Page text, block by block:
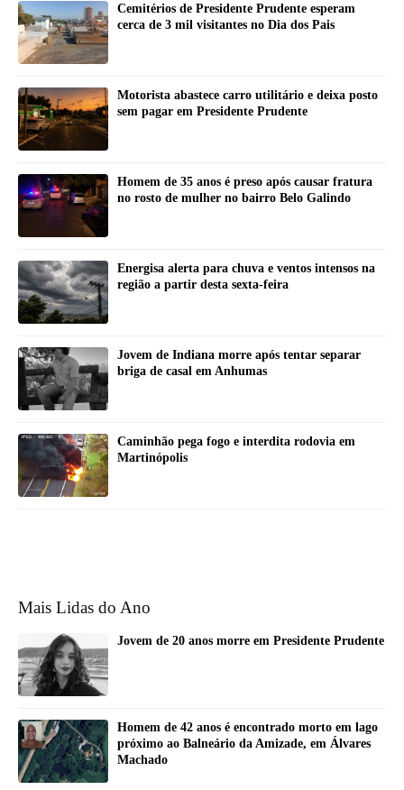
Cemitérios de Presidente Prudente esperam
cerca de 3 mil visitantes no Dia dos Pais
Motorista abastece carro utilitário e deixa posto
sem pagar em Presidente Prudente
Homem de 35 anos é preso após causar fratura
no rosto de mulher no bairro Belo Galindo
Energisa alerta para chuva e ventos intensos na
região a partir desta sexta-feira
Jovem de Indiana morre após tentar separar
briga de casal em Anhumas
Caminhão pega fogo e interdita rodovia em
Martinópolis
Mais Lidas do Ano
Jovem de 20 anos morre em Presidente Prudente
Homem de 42 anos é encontrado morto em lago
próximo ao Balneário da Amizade, em Álvares
Machado